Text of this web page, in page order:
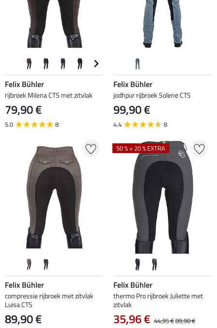
Felix Bühler
rijbroek Milena CTS met zitvlak
79,90 €
5.0 8
Felix Bühler
jodhpur rijbroek Solene CTS
99,90 €
4.4 8
Felix Bühler
compressie rijbroek met zitvlak
Luisa CTS
89,90 €
50 % + 20 % EXTRA
Felix Bühler
thermo Pro rijbroek Juliette met
zitvlak
35,96 € 44,95 €89,90 €